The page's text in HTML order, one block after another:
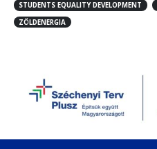
STUDENTS EQUALITY DEVELOPMENT
ZÖLDENERGIA